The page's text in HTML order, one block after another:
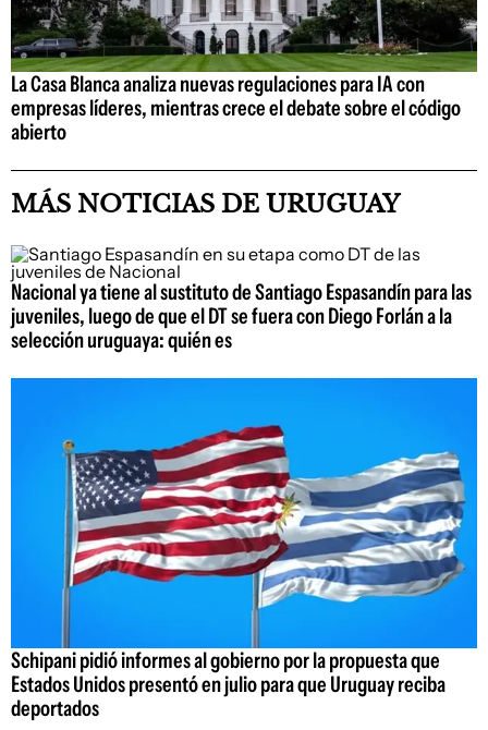
La Casa Blanca analiza nuevas regulaciones para IA con
empresas líderes, mientras crece el debate sobre el código
abierto
MÁS NOTICIAS DE URUGUAY
Nacional ya tiene al sustituto de Santiago Espasandín para las
juveniles, luego de que el DT se fuera con Diego Forlán a la
selección uruguaya: quién es
Schipani pidió informes al gobierno por la propuesta que
Estados Unidos presentó en julio para que Uruguay reciba
deportados